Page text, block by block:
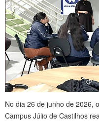
No dia 26 de junho de 2026,
Campus Júlio de Castilhos